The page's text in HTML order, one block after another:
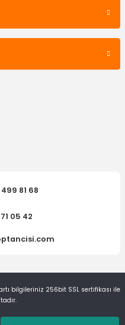
81 68
05 42
bilgileriniz 256bit SSL sertifikası ile